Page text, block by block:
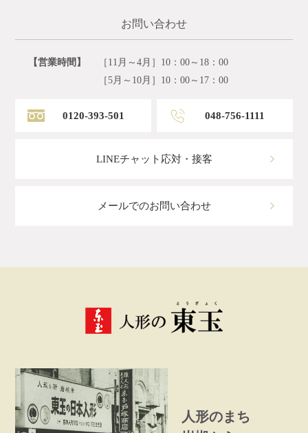
お問い合わせ
【営業時間】
［11月～4月］10：00～18：00
［5月～10月］10：00～17：00
0120-393-501 048-756-1111
LINEチャット応対・接客
メールでのお問い合わせ
人形のまち